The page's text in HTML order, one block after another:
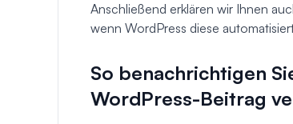
Anschließend erklären wir Ihnen
wenn WordPress diese
So benachrichtigen
WordPress-Beitrag